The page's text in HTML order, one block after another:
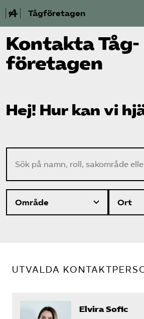
Tågföretagen
Aktuellt
Reformagenda för järnvägen
Kontakt
Mina sidor (almega.se)
Logga in på Arbetsgivarguiden
Sök på tagforetagen.se
Kontakta Tåg­
företagen
Hej! Hur kan vi
UTVALDA
Elvira Sofic